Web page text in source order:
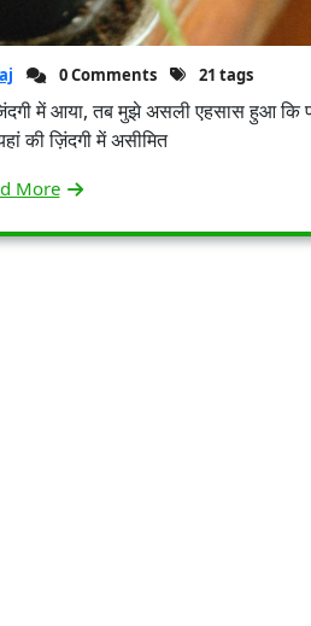
0 Comments 21 tags
में आया, तब मुझे असली एहसास हुआ कि
की ज़िंदगी में असीमित
More